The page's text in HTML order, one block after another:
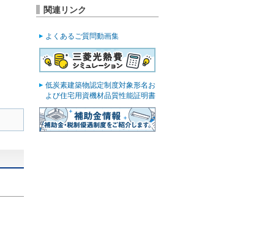
関連リンク
よくあるご質問動画集
低炭素建築物認定制度対象形名お
よび住宅用資機材品質性能証明書